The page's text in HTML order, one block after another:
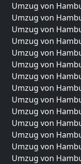
Umzug von
Umzug von
Umzug von
Umzug von
Umzug von
Umzug von
Umzug von
Umzug von
Umzug von
Umzug von
Umzug von
Umzug von
Umzug von
Umzug von